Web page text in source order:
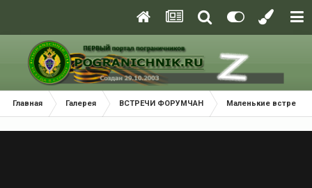
Главная Галерея ВСТРЕЧИ ФОРУМЧАН Маленькие встречи